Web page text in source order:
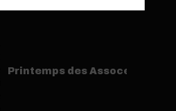
Printemps des Assoces